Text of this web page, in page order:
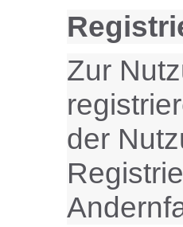
Zur
der